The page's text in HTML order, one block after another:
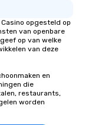
opgesteld op
van openbare
op van welke
van deze
en
die
restaurants,
worden